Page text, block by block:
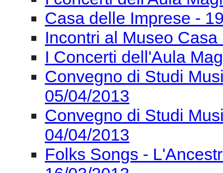
Casa delle Imprese -
Incontri al Museo
I Concerti dell'Aula
Convegno di Studi
05/04/2013
Convegno di Studi
04/04/2013
Folks Songs -